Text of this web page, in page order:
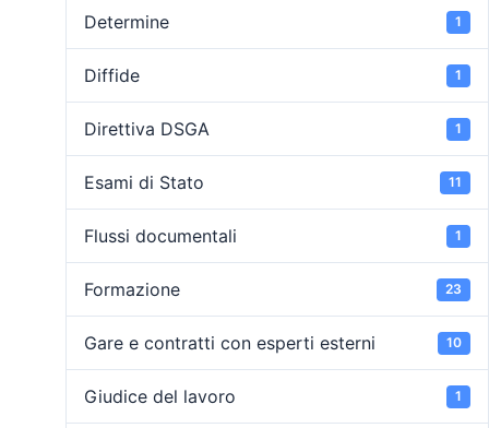
Determine 1
Diffide 1
Direttiva DSGA 1
Esami di Stato 11
Flussi documentali 1
Formazione 23
Gare e contratti con esperti esterni 10
Giudice del lavoro 1